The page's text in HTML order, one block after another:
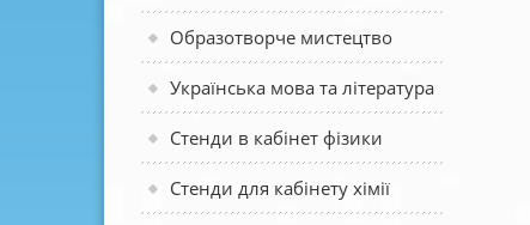
Образотворче мистецтво
Українська мова та література
Стенди в кабінет фізики
Стенди для кабінету хімії